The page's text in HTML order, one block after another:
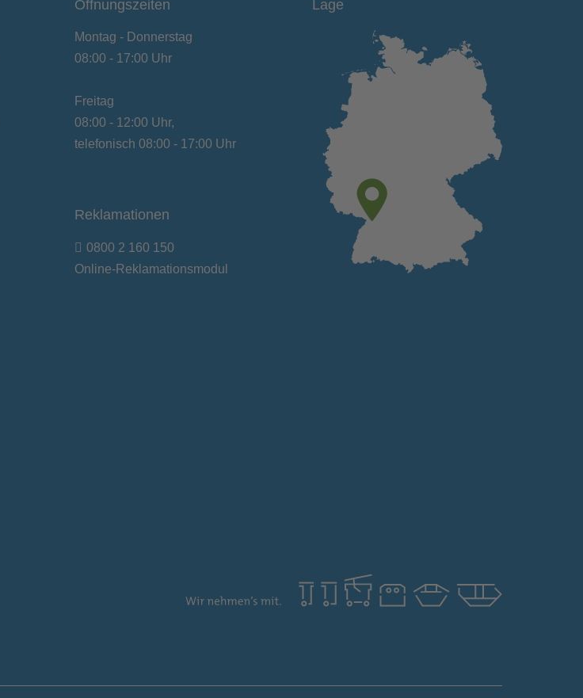
Öffnungszeiten
Montag - Donnerstag
08:00 - 17:00 Uhr
Freitag
08:00 - 12:00 Uhr,
telefonisch 08:00 - 17:00 Uhr
Lage
Reklamationen
0800 2 160 150
Online-Reklamationsmodul